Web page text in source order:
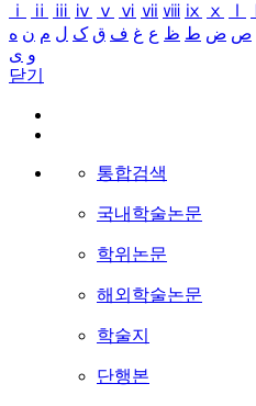
ⅰ
ⅱ ⅲ ⅳ ⅴ ⅵ ⅶ ⅷ ⅸ ⅹ
ص ض ط ظ ع غ ف ق ک ل م ن ه
و ی
닫기
통합검색
국내학술논문
학위논문
해외학술논문
학술지
단행본